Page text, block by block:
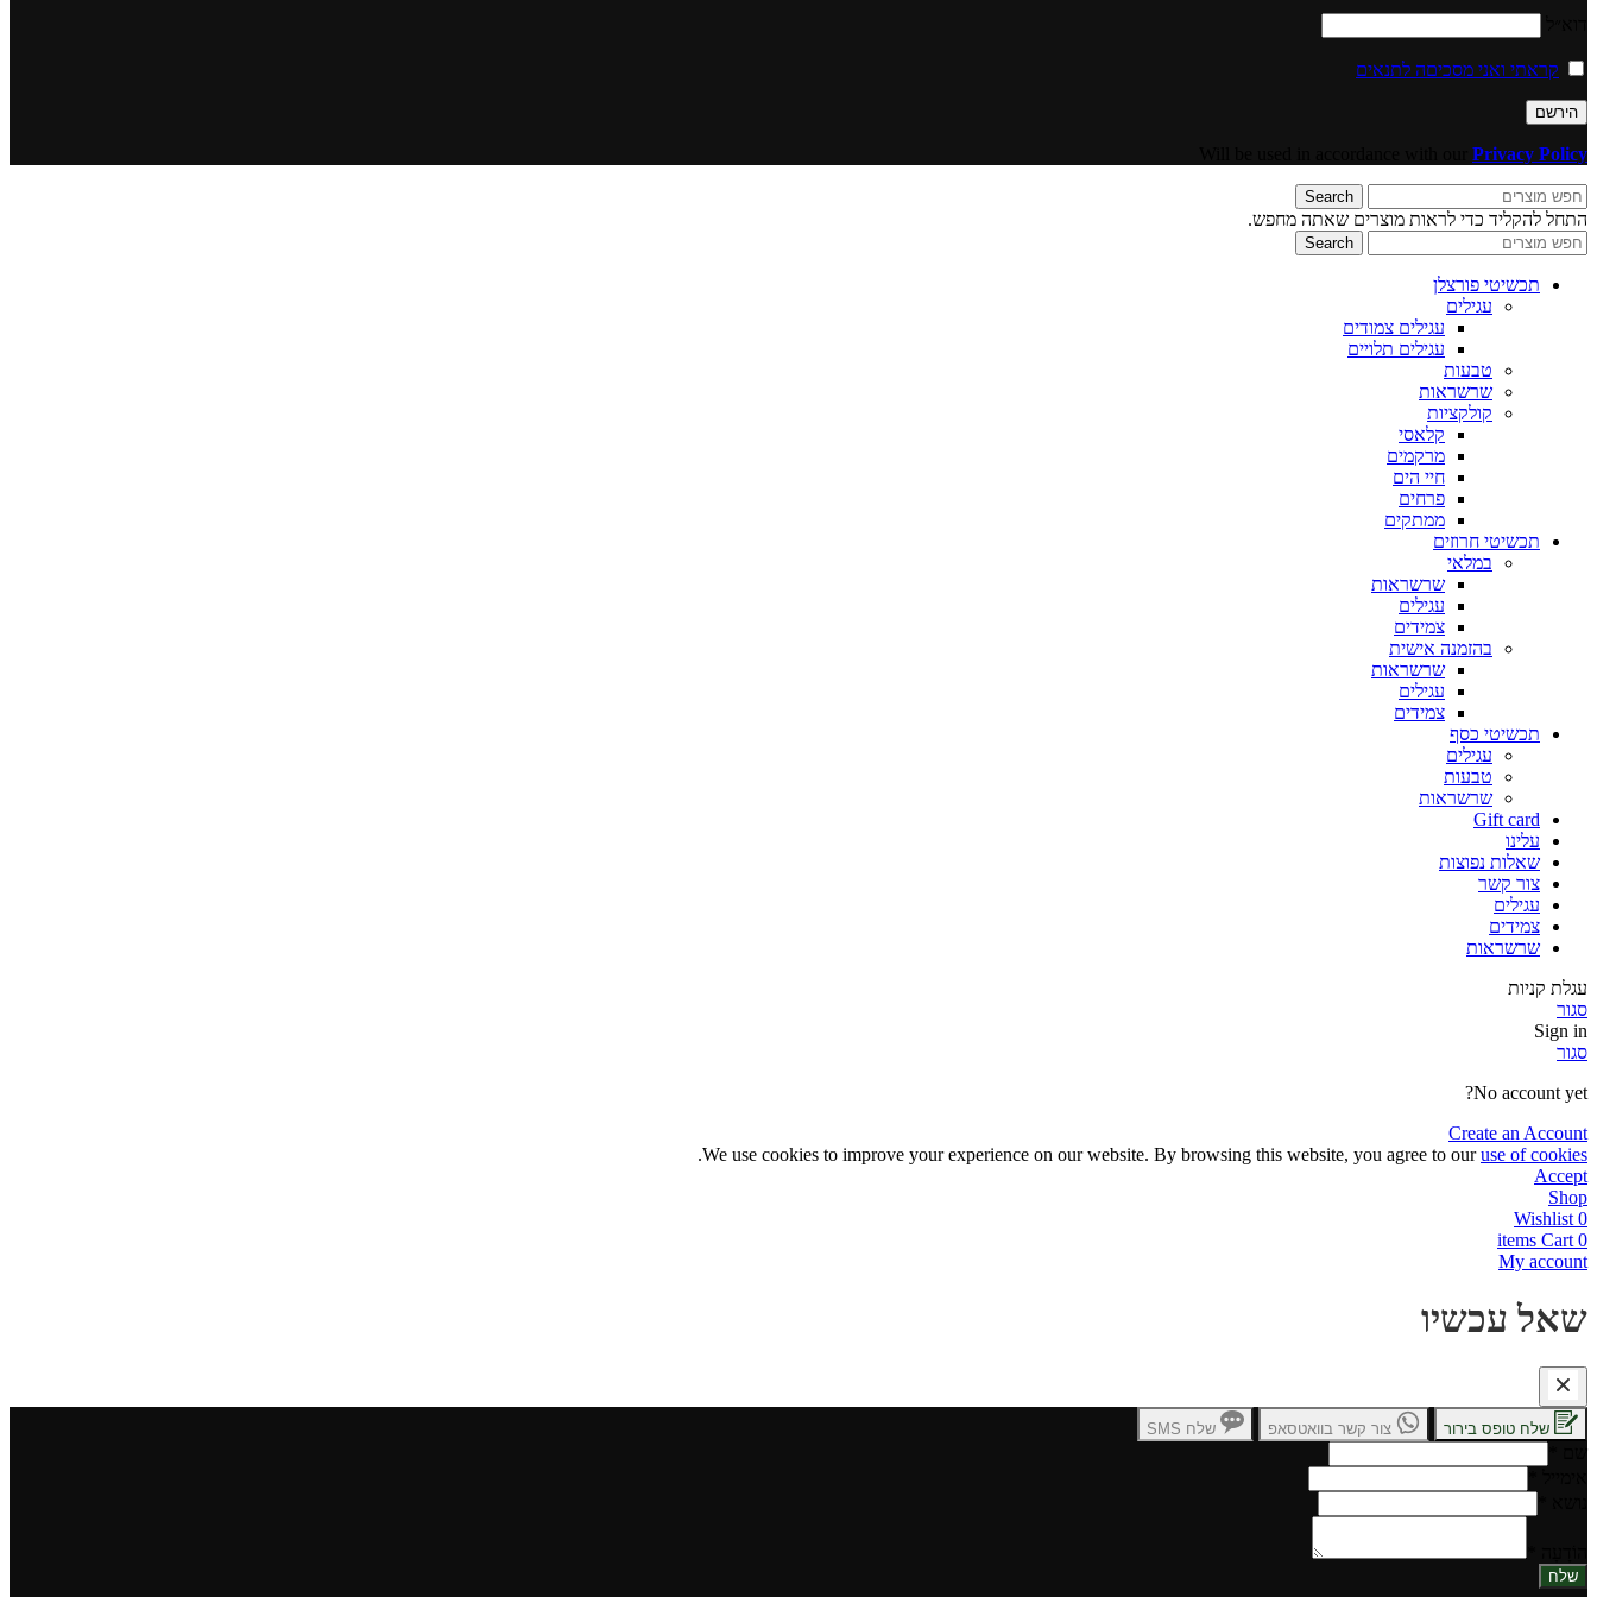
קראתי ואני מסכיםה לתנאים
Privacy Policy
Search
התחל להקליד כדי לראות מוצרים שאתה מחפש.
Search
תכשיטי פורצלן
עגילים
עגילים צמודים
עגילים תלויים
טבעות
שרשראות
קולקציות
קלאסי
מרקמים
חיי הים
פרחים
ממתקים
תכשיטי חרוזים
במלאי
שרשראות
עגילים
צמידים
בהזמנה אישית
שרשראות
עגילים
צמידים
תכשיטי כסף
עגילים
טבעות
שרשראות
Gift card
עלינו
שאלות נפוצות
צור קשר
עגילים
צמידים
שרשראות
עגלת קניות
סגור
Sign in
סגור
No account yet?
Create an Account
We use cookies to improve your experience on our website. By browsing this website, you agree to ouruse of cookies
.
Accept
Shop
0
Wishlist
0
items Cart
My account
שאל עכשיו
שלח טופס בירור צור קשר בוואטסאפ שלח SMS
שלח